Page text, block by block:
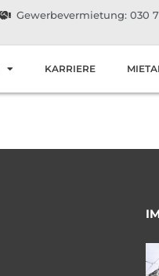
Gewerbevermietung: 030
KARRIERE